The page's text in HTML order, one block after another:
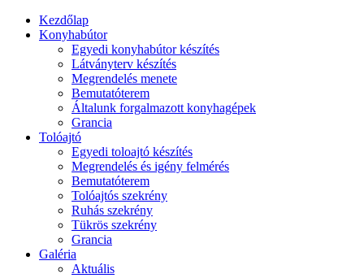
Kezdőlap
Konyhabútor
Egyedi konyhabútor készítés
Látványterv készítés
Megrendelés menete
Bemutatóterem
Általunk forgalmazott konyhagépek
Grancia
Tolóajtó
Egyedi toloajtó készítés
Megrendelés és igény felmérés
Bemutatóterem
Tolóajtós szekrény
Ruhás szekrény
Tükrös szekrény
Grancia
Galéria
Aktuális